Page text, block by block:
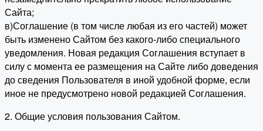
Сайта;
в)Соглашение (в том числе любая из его частей) может
быть изменено Сайтом без какого-либо специального
уведомления. Новая редакция Соглашения вступает в
силу с момента ее размещения на Сайте либо доведения
до сведения Пользователя в иной удобной форме, если
иное не предусмотрено новой редакцией Соглашения.
2. Общие условия пользования Сайтом.